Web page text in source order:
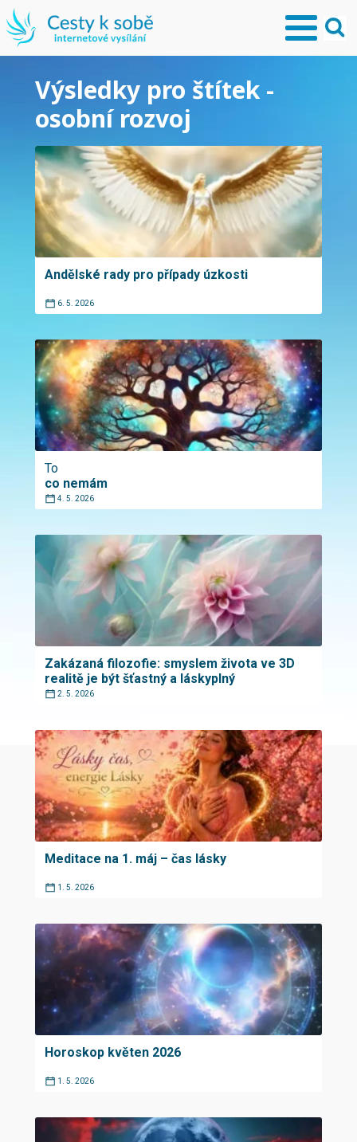
Výsledky pro štítek -
osobní rozvoj
Andělské rady pro případy úzkosti
6. 5. 2026
To
co nemám
4. 5. 2026
Zakázaná filozofie: smyslem života ve 3D
realitě je být šťastný a láskyplný
2. 5. 2026
Meditace na 1. máj – čas lásky
1. 5. 2026
Horoskop květen 2026
1. 5. 2026